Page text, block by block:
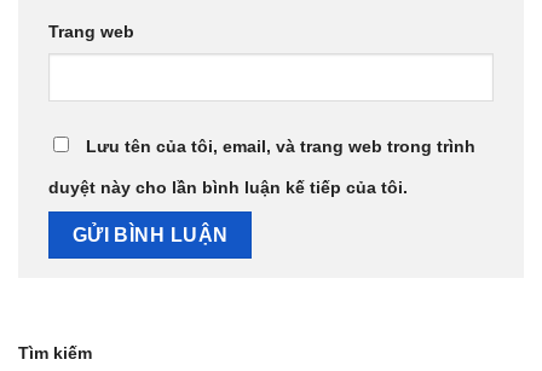
Trang web
Lưu tên của tôi, email, và trang web trong trình
duyệt này cho lần bình luận kế tiếp của tôi.
Tìm kiếm